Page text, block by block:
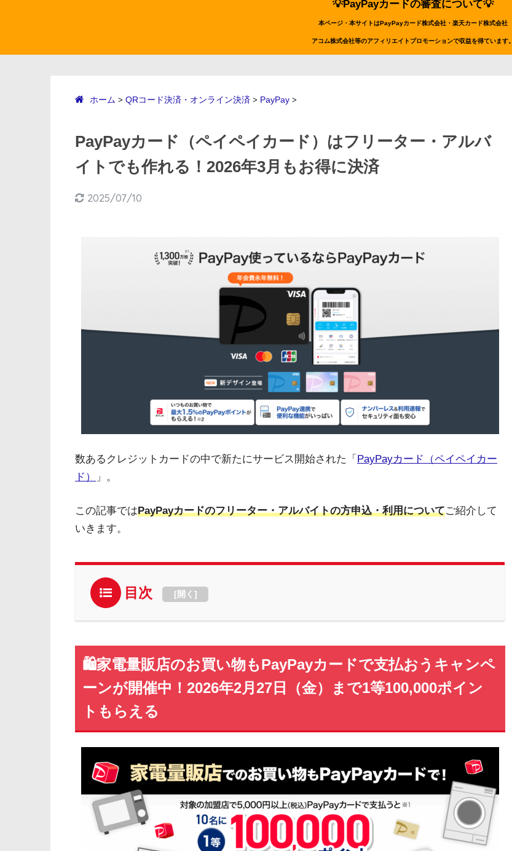
💡PayPayカードの審査について💡
本ページ・本サイトはPayPayカード株式会社・楽天カード株式会社
アコム株式会社等のアフィリエイトプロモーションで収益を得ています。
ホーム > QRコード決済・オンライン決済 > PayPay >
PayPayカード（ペイペイカード）はフリーター・アルバ
イトでも作れる！2026年3月もお得に決済
2025/07/10
数あるクレジットカードの中で新たにサービス開始された「 PayPayカード（ペイペイカー
ド）
」。
この記事ではPayPayカードのフリーター・アルバイトの方申込・利用についてご紹介して
いきます。
目次 [開く ]
🛍️家電量販店のお買い物もPayPayカードで支払おうキャンペ
ーンが開催中！2026年2月27日（金）まで1等100,000ポイン
トもらえる